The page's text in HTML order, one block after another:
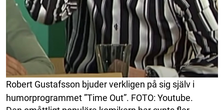
Robert Gustafsson bjuder verkligen på sig själv i
humorprogrammet ”Time Out”. FOTO: Youtube.